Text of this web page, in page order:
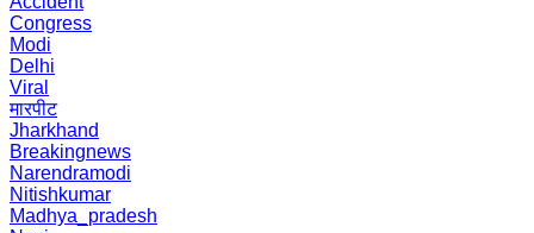
Congress
Modi
Delhi
Viral
मारपीट
Jharkhand
Breakingnews
Narendramodi
Nitishkumar
Madhya_pradesh